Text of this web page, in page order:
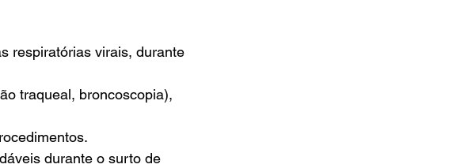
respiratórias virais, durante
traqueal, broncoscopia),
durante o surto de